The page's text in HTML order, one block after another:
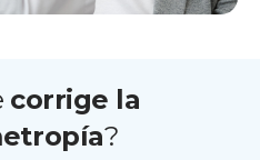
corrige la
?